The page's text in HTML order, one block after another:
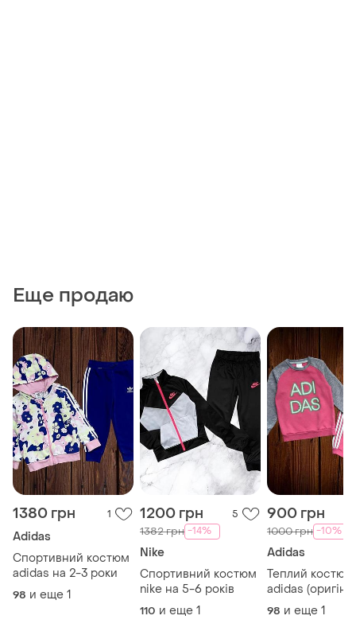
Еще продаю
1380 грн 1
Adidas
Спортивний костюм
adidas на 2-3 роки
98 и еще 1
1200 грн 5
1382 грн -14%
Nike
Спортивний костюм
nike на 5-6 років
110 и еще 1
900 грн
1000 грн -10%
Adidas
Теплий костюм
adidas
дівчинку
98 и еще 1